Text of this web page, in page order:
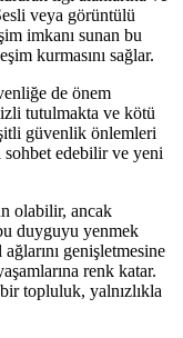
veya görüntülü
imkanı sunan bu
kurmasını sağlar.
de önem
tutulmakta ve kötü
güvenlik önlemleri
sohbet edebilir ve yeni
olabilir, ancak
duyguyu yenmek
genişletmesine
renk katar.
topluluk, yalnızlıkla